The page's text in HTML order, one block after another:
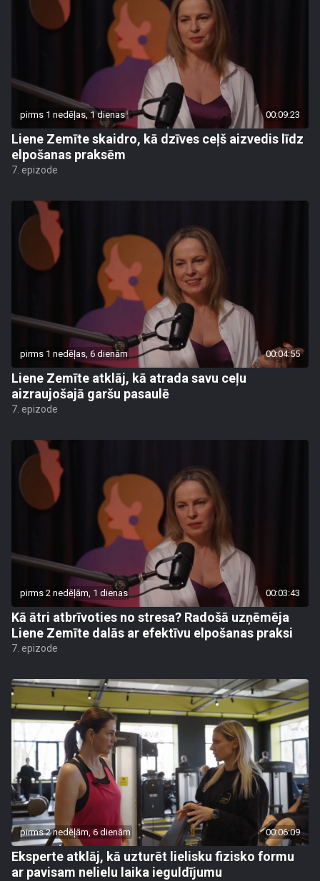
pirms 1 nedēļas, 1 dienas 00:09:23
Liene Zemīte skaidro, kā dzīves ceļš aizvedis līdz
elpošanas praksēm
7. epizode
pirms 1 nedēļas, 6 dienām 00:04:55
Liene Zemīte atklāj, kā atrada savu ceļu
aizraujošajā garšu pasaulē
7. epizode
pirms 2 nedēļām, 1 dienas 00:03:43
Kā ātri atbrīvoties no stresa? Radošā uzņēmēja
Liene Zemīte dalās ar efektīvu elpošanas praksi
7. epizode
pirms 2 nedēļām, 6 dienām 00:06:09
Eksperte atklāj, kā uzturēt lielisku fizisko formu
ar pavisam nelielu laika ieguldījumu